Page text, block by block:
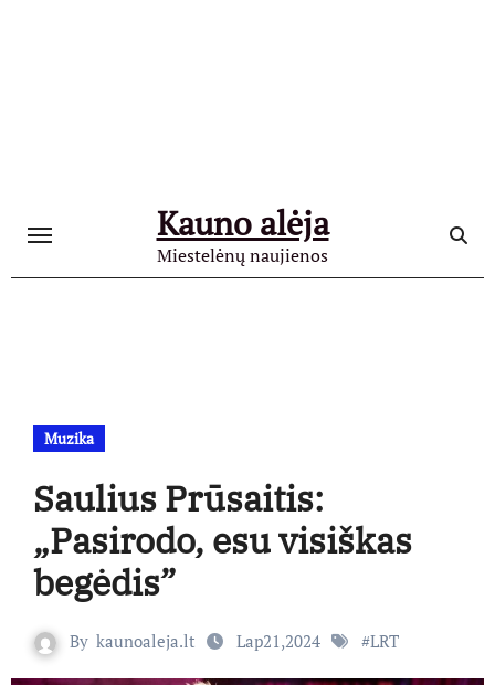
Kauno alėja
Miestelėnų naujienos
Muzika
Saulius Prūsaitis:
„Pasirodo, esu visiškas
begėdis”
By kaunoaleja.lt Lap21,2024 #LRT